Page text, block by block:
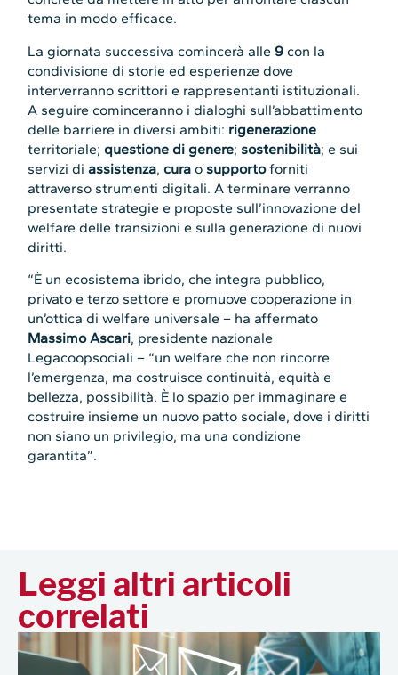
tema in modo efficace.
La giornata successiva comincerà alle9 con la
condivisione di storie ed esperienze dove
interverranno scrittori e rappresentanti istituzionali.
A seguire cominceranno i dialoghi sull’abbattimento
delle barriere in diversi ambiti: rigenerazione
territoriale;questione di genere; sostenibilità; e sui
servizi diassistenza,cura o supportoforniti
attraverso strumenti digitali. A terminare verranno
presentate strategie e proposte sull’innovazione del
welfare delle transizioni e sulla generazione di nuovi
diritti.
“È un ecosistema ibrido, che integra pubblico,
privato e terzo settore e promuove cooperazione in
un’ottica di welfare universale – ha affermato
Massimo Ascari, presidente nazionale
Legacoopsociali – “un welfare che non rincorre
l’emergenza, ma costruisce continuità, equità e
bellezza, possibilità. È lo spazio per immaginare e
costruire insieme un nuovo patto sociale, dove i diritti
non siano un privilegio, ma una condizione
garantita”.
Leggi altri articoli
correlati